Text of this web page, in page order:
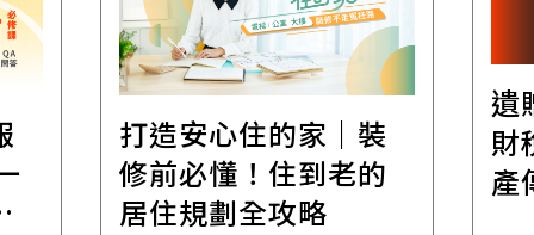
打造安心住的家｜裝
修前必懂！住到老的
居住規劃全攻略
遺
財
產